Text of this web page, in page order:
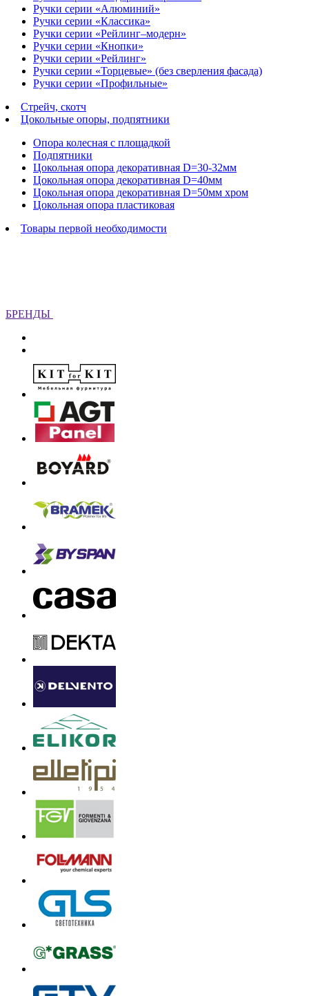
Ручки серии «Алюминий»
Ручки серии «Классика»
Ручки серии «Рейлинг–модерн»
Ручки серии «Кнопки»
Ручки серии «Рейлинг»
Ручки серии «Торцевые» (без сверления фасада)
Ручки серии «Профильные»
Стрейч, скотч
Цокольные опоры, подпятники
Опора колесная с площадкой
Подпятники
Цокольная опора декоративная D=30-32мм
Цокольная опора декоративная D=40мм
Цокольная опора декоративная D=50мм хром
Цокольная опора пластиковая
Товары первой необходимости
БРЕНДЫ